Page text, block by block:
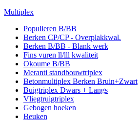
Multiplex
Populieren B/BB
Berken CP/CP - Overplakkwal.
Berken B/BB - Blank werk
Fins vuren ll/lll kwaliteit
Okoume B/BB
Meranti standbouwtriplex
Betonmultiplex Berken Bruin+Zwart
Buigtriplex Dwars + Langs
Vliegtruigtriplex
Gebogen hoeken
Beuken